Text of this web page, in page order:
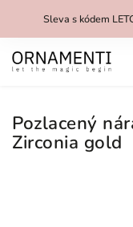
Sleva s kódem
Pozlacený
Zirconia gold